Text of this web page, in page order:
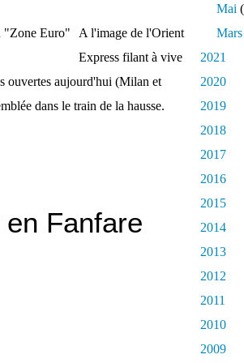
A l'image de l'Orient
Express filant à vive
ouvertes aujourd'hui (Milan et
dans le train de la hausse.
Fanfare
Mai
Mars
2021
2020
2019
2018
2017
2016
2015
2014
2013
2012
2011
2010
2009